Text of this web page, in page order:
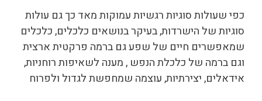
כפי שעולות סוגיות רגשיות עמוקות מאד כך גם עולות
סוגיות של הישרדות, בעיקר בנושאים כלכלים, כלכלים
שמאפשרים חיים של שפע גם ברמה פרקטית ארצית
וגם ברמה של כלכלת הנפש , מענה לשאיפות רוחניות,
אידאלים, יצירתיות, עוצמה שמחפשת לגדול ולפרוח